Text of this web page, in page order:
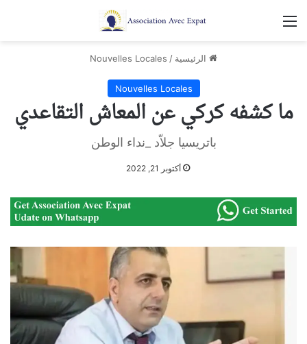
القائمة
الرئيسية /
Nouvelles Locales
Nouvelles Locales
ما كشفه كركي عن المعاش التقاعدي
باتريسيا جلاّد _نداء الوطن
أكتوبر 21, 2022